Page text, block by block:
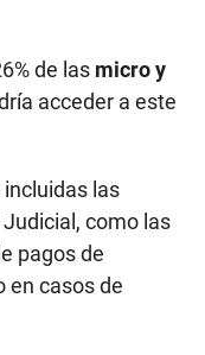
de las micro y
acceder a este
las
como las
pagos de
en casos de